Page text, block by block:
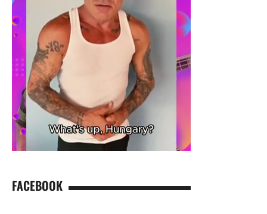
FACEBOOK